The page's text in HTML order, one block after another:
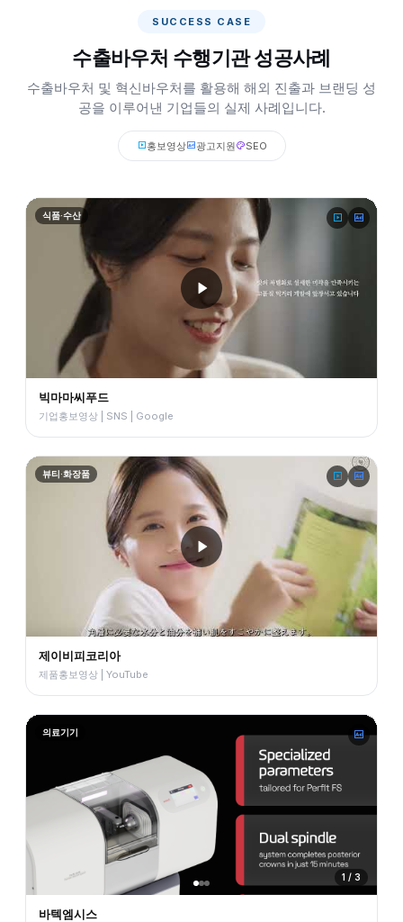
SUCCESS CASE
수출바우처 수행기관 성공사례
수출바우처 및 혁신바우처를 활용해 해외 진출과 브랜딩 성
공을 이루어낸 기업들의 실제 사례입니다.
홍보영상 광고지원 SEO
식품·수산
빅마마씨푸드
기업홍보영상 | SNS | Google
뷰티·화장품
제이비피코리아
제품홍보영상 | YouTube
의료기기
1 / 3
바텍엠시스